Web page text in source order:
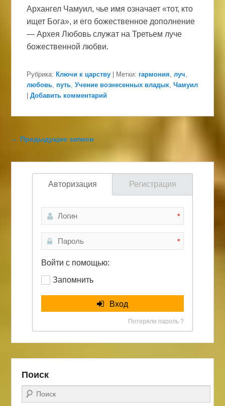
Архангел Чамуил, чье имя означает «тот, кто
ищет Бога», и его божественное дополнение
— Архея Любовь служат на Третьем луче
божественной любви.
Рубрика: Ключи к царству Метки: гармония,луч,
любовь, путь,Учение вознесенных владык,Чамуил
|Добавить комментарий
Навигация по записям
← Предыдущие записи
Авторизация Регистрация
*
*
Войти с помощью:
Запомнить
Вход
Потеряли пароль ?
Поиск
Поиск